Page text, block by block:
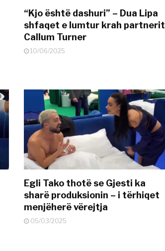
“Kjo është dashuri” – Dua Lipa
shfaqet e lumtur krah partnerit
Callum Turner
10/06/2025
Egli Tako thotë se Gjesti ka
sharë produksionin – i tërhiqet
menjëherë vërejtja
05/03/2025